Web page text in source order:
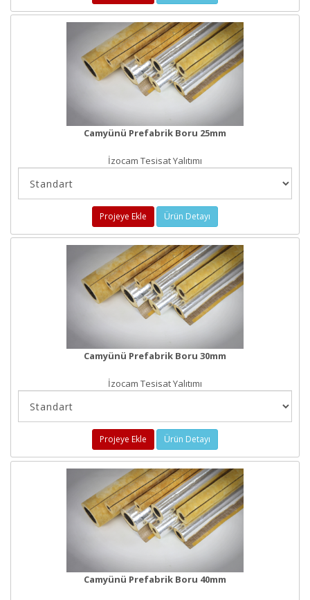
Camyünü Prefabrik Boru 25mm
İzocam Tesisat Yalıtımı
Projeye Ekle Ürün Detayı
Camyünü Prefabrik Boru 30mm
İzocam Tesisat Yalıtımı
Projeye Ekle Ürün Detayı
Camyünü Prefabrik Boru 40mm